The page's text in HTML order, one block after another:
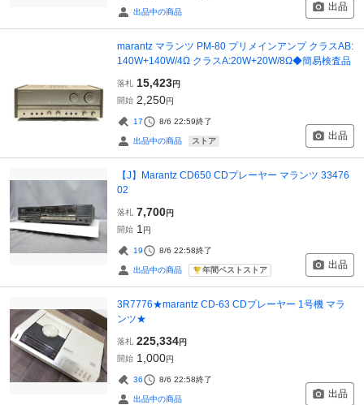
出品中の商品 出品
marantz マランツ PM-80 プリメインアンプ クラスAB:
140W+140W/4Ω クラスA:20W+20W/8Ω◆簡易検査品
落札 15,423円
開始 2,250円
17 8/6 22:59終了
出品中の商品 ストア 出品
【J】Marantz CD650 CDプレーヤー マランツ 33476
02
落札 7,700円
開始 1 円
19 8/6 22:58終了
出品中の商品 年間ベストストア 出品
3R7776★marantz CD-63 CDプレーヤー 1号機 マラ
ンツ★
落札 225,334円
開始 1,000円
36 8/6 22:58終了
出品中の商品 出品